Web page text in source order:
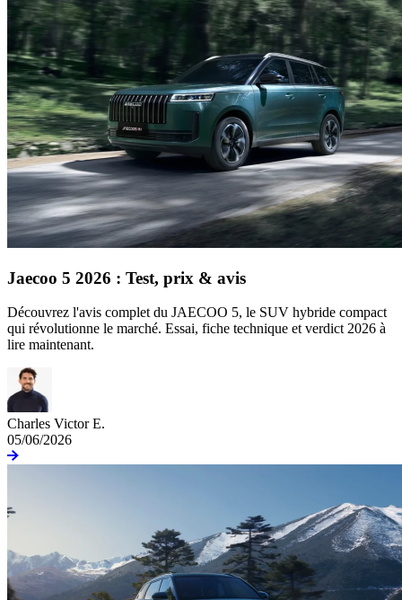
Jaecoo 5 2026 : Test, prix & avis
Découvrez l'avis complet du JAECOO 5, le SUV hybride compact
qui révolutionne le marché. Essai, fiche technique et verdict 2026 à
lire maintenant.
Charles Victor E.
05/06/2026